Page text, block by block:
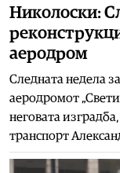
Николоски:
аеродром
Следната недела
аеродромот
неговата
транспорт